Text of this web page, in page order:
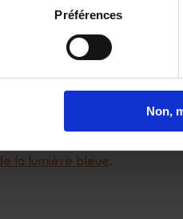
Préférences
Non,
de façon intensive à
pour filtrer la lumière bleue
antistatiques et très faciles
de
la lumière bleue.